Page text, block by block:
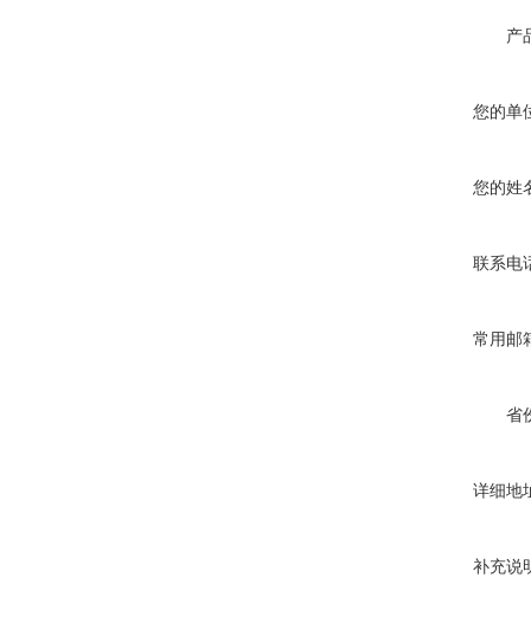
产
您的单
您的姓
联系电
常用邮
省
详细地
补充说